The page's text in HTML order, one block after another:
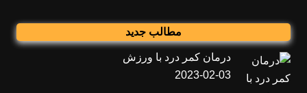
مطالب جدید
درمان کمر درد با ورزش
2023-02-03